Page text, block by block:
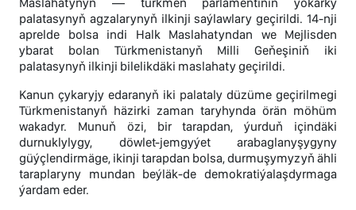
palatasynyň agzalarynyň ilkinji saýlawlary geçirildi. 14-nji
aprelde bolsa indi Halk Maslahatyndan we Mejlisden
ybarat bolan Türkmenistanyň Milli Geňeşiniň iki
palatasynyň ilkinji bilelikdäki maslahaty geçirildi.
Kanun çykaryjy edaranyň iki palataly düzüme geçirilmegi
Türkmenistanyň häzirki zaman taryhynda örän möhüm
wakadyr. Munuň özi, bir tarapdan, ýurduň içindäki
durnuklylygy, döwlet-jemgyýet arabaglanyşygyny
güýçlendirmäge, ikinji tarapdan bolsa, durmuşymyzyň ähli
taraplaryny mundan beýläk-de demokratiýalaşdyrmaga
ýardam eder.